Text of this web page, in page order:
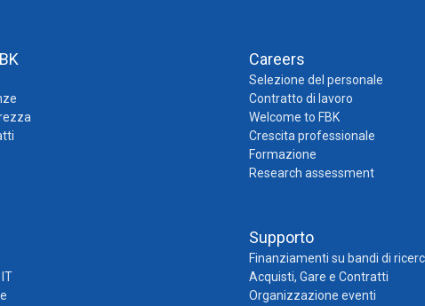
Careers
Selezione del personale
Contratto di lavoro
Welcome to FBK
Crescita professionale
Formazione
Research assessment
Supporto
Finanziamenti su bandi di
Acquisti, Gare e Contratti
Organizzazione eventi